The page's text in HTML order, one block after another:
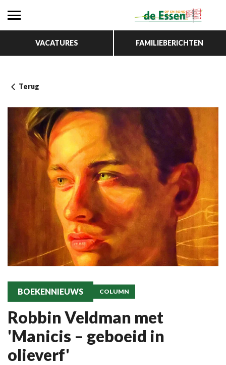
VACATURES FAMILIEBERICHTEN
Terug
BOEKENNIEUWS COLUMN
Robbin Veldman met
'Manicis – geboeid in
olieverf'